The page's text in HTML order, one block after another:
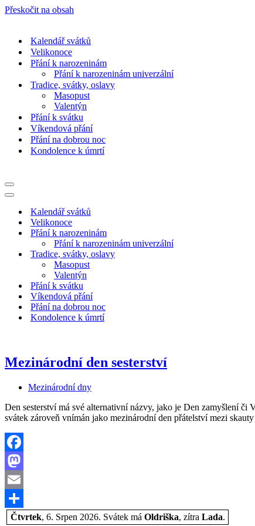
Přeskočit na obsah
Kalendář svátků
Velikonoce
Přání k narozeninám
Přání k narozeninám univerzální
Tradice, svátky, oslavy
Masopust
Valentýn
Přání k svátku
Víkendová přání
Přání na dobrou noc
Kondolence k úmrtí
Navigační
menu
Navigační
Kalendář svátků
Velikonoce
Přání k narozeninám
Přání k narozeninám univerzální
Tradice, svátky, oslavy
Masopust
Valentýn
Přání k svátku
Víkendová přání
Přání na dobrou noc
Kondolence k úmrtí
Mezinárodní den sesterství
Mezinárodní dny
Den sesterství má své alternativní názvy, jako je Den zamyšlení či
svátek zároveň vnímán jako mezinárodní den přátelství mezi
Facebook
Mastodon
Email
Share
Čtvrtek, 6. Srpen 2026. Svátek má Oldriška, zítra Lada.